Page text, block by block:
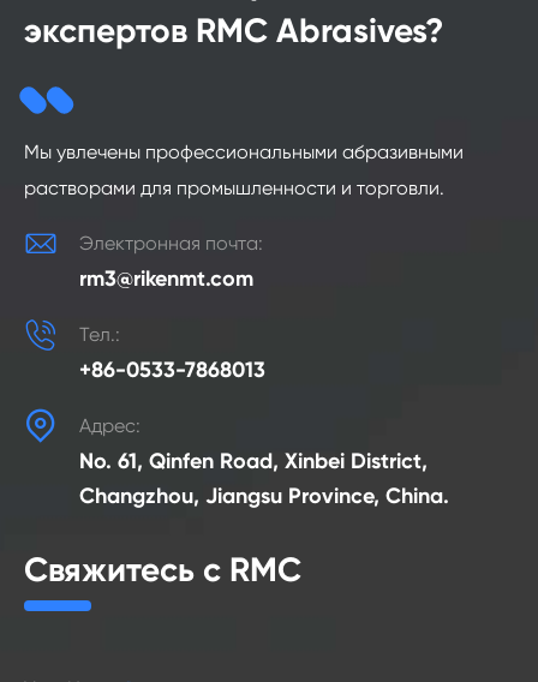
экспертов RMC Abrasives?
Мы увлечены профессиональными абразивными
растворами для промышленности и торговли.
 Электронная почта:
rm3@rikenmt.com
 Тел.:
+86-0533-7868013
 Адрес:
No. 61, Qinfen Road, Xinbei District,
Changzhou, Jiangsu Province, China.
Свяжитесь с RMC